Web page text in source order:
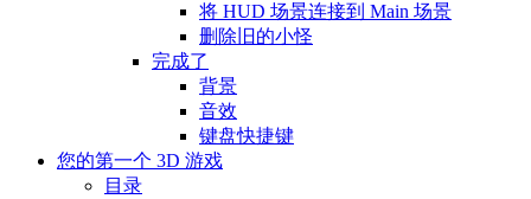
将 HUD 场景连接到 Main 场景
删除旧的小怪
完成了
背景
音效
键盘快捷键
您的第一个 3D 游戏
目录